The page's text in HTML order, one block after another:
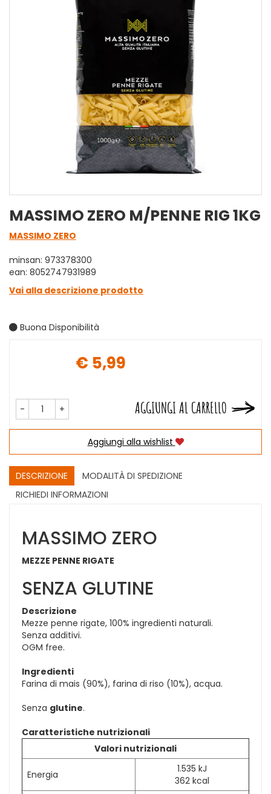
MASSIMO ZERO M/PENNE RIG 1KG
MASSIMO ZERO
minsan: 973378300
ean: 8052747931989
Vai alla descrizione prodotto
Buona Disponibilità
€ 5,99
- + AGGIUNGI AL CARRELLO
Aggiungi alla wishlist
DESCRIZIONE
MODALITÀ DI SPEDIZIONE
RICHIEDI INFORMAZIONI
MASSIMO ZERO
MEZZE PENNE RIGATE
SENZA GLUTINE
Descrizione
Mezze penne rigate, 100% ingredienti naturali.
Senza additivi.
OGM free.
Ingredienti
Farina di mais (90%), farina di riso (10%), acqua.
Senza glutine.
Caratteristiche nutrizionali
Valori nutrizionali
Energia
1.535 kJ
362 kcal